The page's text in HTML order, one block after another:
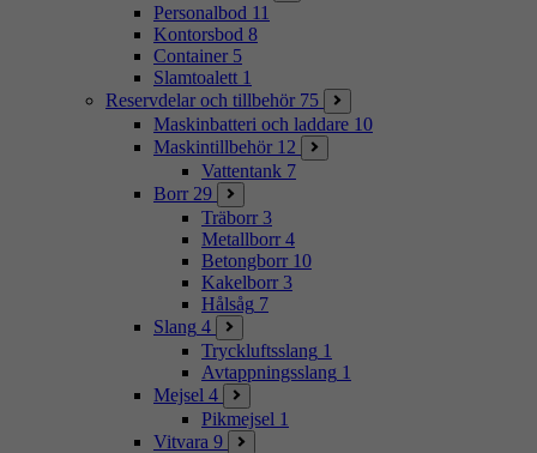
Personalbod 11
Kontorsbod 8
Container 5
Slamtoalett 1
Reservdelar och tillbehör 75
Maskinbatteri och laddare 10
Maskintillbehör 12
Vattentank 7
Borr 29
Träborr 3
Metallborr 4
Betongborr 10
Kakelborr 3
Hålsåg 7
Slang 4
Tryckluftsslang 1
Avtappningsslang 1
Mejsel 4
Pikmejsel 1
Vitvara 9